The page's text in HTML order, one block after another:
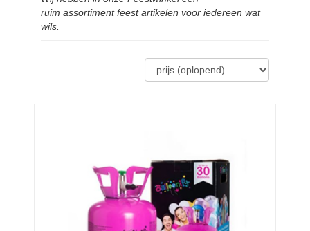
ruim assortiment feest artikelen voor iedereen wat
wils.